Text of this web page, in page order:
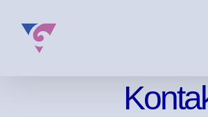
Inhalt
springen